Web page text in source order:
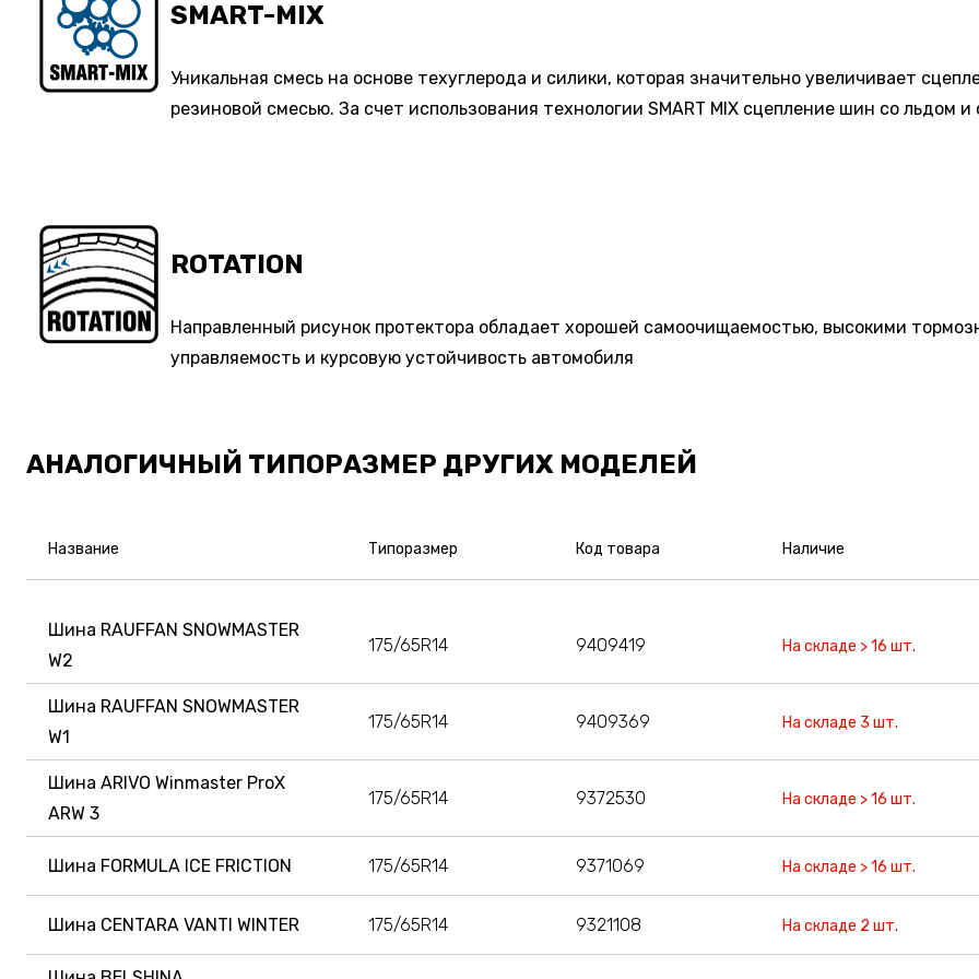
SMART-MIX
Уникальная смесь на основе техуглерода и силики, которая значительно увеличивает
резиновой смесью. За счет использования технологии SMART MIX сцепление шин со льдом
ROTATION
Направленный рисунок протектора обладает хорошей самоочищаемостью, высокими
управляемость и курсовую устойчивость автомобиля
АНАЛОГИЧНЫЙ ТИПОРАЗМЕР ДРУГИХ МОДЕЛЕЙ
Название Типоразмер Код товара Наличие
Шина RAUFFAN SNOWMASTER
W2
175/65R14 9409419 На складе > 16 шт.
Шина RAUFFAN SNOWMASTER
W1
175/65R14 9409369 На складе 3 шт.
Шина ARIVO Winmaster ProX
ARW 3
175/65R14 9372530 На складе > 16 шт.
Шина FORMULA ICE FRICTION 175/65R14 9371069 На складе > 16 шт.
Шина CENTARA VANTI WINTER 175/65R14 9321108 На складе 2 шт.